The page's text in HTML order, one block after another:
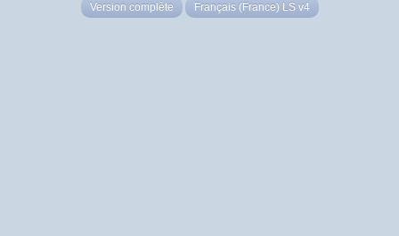
Version complète Français (France) LS v4